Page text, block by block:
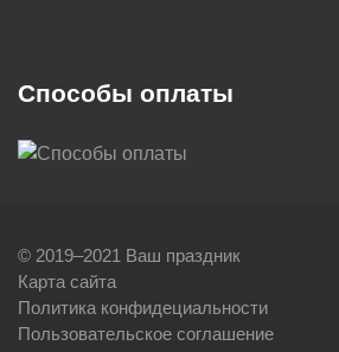
Способы оплаты
© 2019–2021 Ваш праздник
Карта сайта
Политика конфидециальности
Пользовательское соглашение